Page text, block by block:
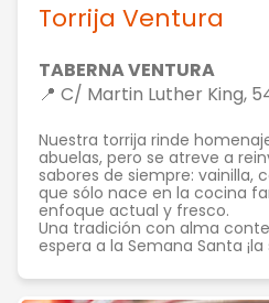
Torrija Ventura
TABERNA VENTURA
📍 C/ Martin Luther King,
Nuestra torrija rinde
abuelas, pero se atreve a
sabores de siempre: vainilla,
que sólo nace en la cocina
enfoque actual y fresco.
Una tradición con alma
espera a la Semana Santa